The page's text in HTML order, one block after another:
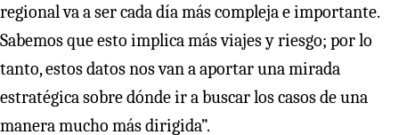
regional va a ser cada día más compleja e importante.
Sabemos que esto implica más viajes y riesgo; por lo
tanto, estos datos nos van a aportar una mirada
estratégica sobre dónde ir a buscar los casos de una
manera mucho más dirigida”.